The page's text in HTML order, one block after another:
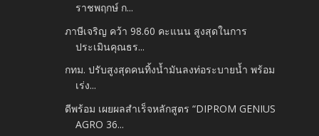
ราชพฤกษ์ ก...
ภาษีเจริญ คว้า 98.60 คะแนน สูงสุดในการ
ประเมินคุณธร...
กทม. ปรับสูงสุดคนทิ้งน้ำมันลงท่อระบายน้ำ พร้อม
เร่ง...
ดีพร้อม เผยผลสำเร็จหลักสูตร “DIPROM GENIUS
AGRO 36...